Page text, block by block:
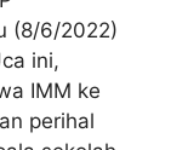
(8/6/2022)
ini,
IMM ke
perihal